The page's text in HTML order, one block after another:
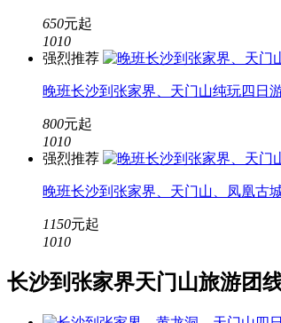
650元起
1010
强烈推荐
晚班长沙到张家界、天门山纯玩四日
800元起
1010
强烈推荐
晚班长沙到张家界、天门山、凤凰古
1150元起
1010
长沙到张家界天门山旅游团